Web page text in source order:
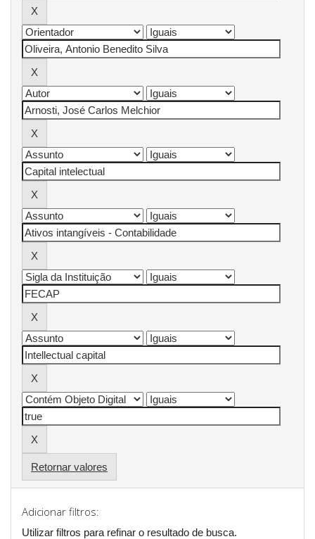
Retornar valores
Adicionar filtros:
Utilizar filtros para refinar o resultado de busca.